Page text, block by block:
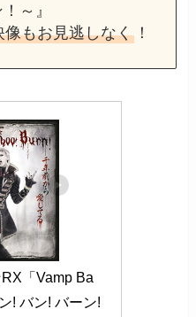
～』
像もお見逃しなく ！
「Vamp Ba
! バン! バーン!